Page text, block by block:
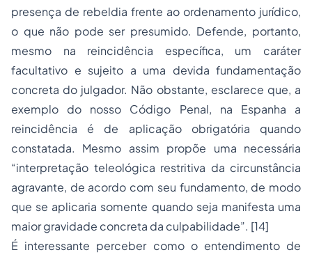
presença de rebeldia frente ao ordenamento jurídico,
o que não pode ser presumido. Defende, portanto,
mesmo na reincidência específica, um caráter
facultativo e sujeito a uma devida fundamentação
concreta do julgador. Não obstante, esclarece que, a
exemplo do nosso Código Penal, na Espanha a
reincidência é de aplicação obrigatória quando
constatada. Mesmo assim propõe uma necessária
“interpretação teleológica restritiva da circunstância
agravante, de acordo com seu fundamento, de modo
que se aplicaria somente quando seja manifesta uma
maior gravidade concreta da culpabilidade”. [14]
É interessante perceber como o entendimento de